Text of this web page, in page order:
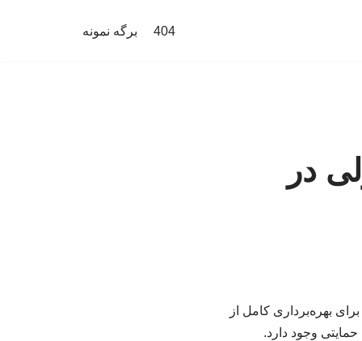
404 برگه نمونه
در
بهره‌برداری کامل از
وجود دارد.